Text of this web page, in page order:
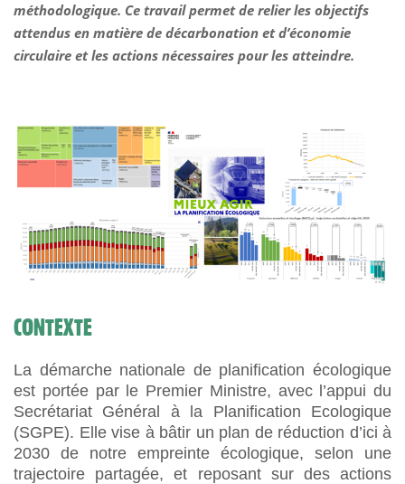
méthodologique. Ce travail permet de relier les objectifs
attendus en matière de décarbonation et d’économie
circulaire et les actions nécessaires pour les atteindre.
CONTEXTE
La démarche nationale de planification écologique
est portée par le Premier Ministre, avec l’appui du
Secrétariat Général à la Planification Ecologique
(SGPE). Elle vise à bâtir un plan de réduction d’ici à
2030 de notre empreinte écologique, selon une
trajectoire partagée, et reposant sur des actions